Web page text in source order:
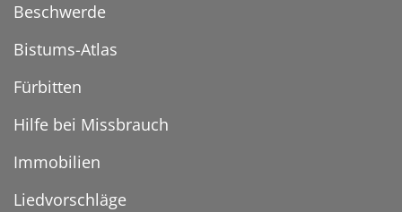
Beschwerde
Bistums-Atlas
Fürbitten
Hilfe bei Missbrauch
Immobilien
Liedvorschläge